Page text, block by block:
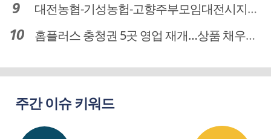
대전농협-기성농헙-고향주부모임대전시지회, 이심점심 중식지원 봉사활동
홈플러스 충청권 5곳 영업 재개…상품 채우기 ‘속도전’
주간 이슈 키워드